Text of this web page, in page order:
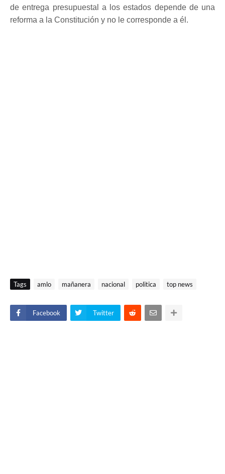
de entrega presupuestal a los estados depende de una
reforma a la Constitución y no le corresponde a él.
Tags amlo mañanera nacional politica top news
Facebook Twitter